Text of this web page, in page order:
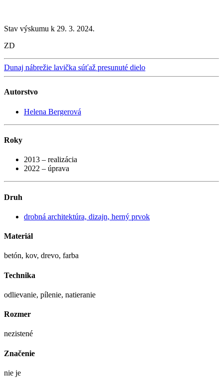
Stav výskumu k 29. 3. 2024.
ZD
Dunaj nábrežie lavička súťaž presunuté dielo
Autorstvo
Helena Bergerová
Roky
2013 – realizácia
2022 – úprava
Druh
drobná architektúra, dizajn, herný prvok
Materiál
betón, kov, drevo, farba
Technika
odlievanie, pílenie, natieranie
Rozmer
nezistené
Značenie
nie je